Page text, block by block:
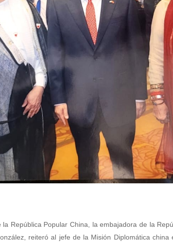
República Popular China, la embajadora de la
reiteró al jefe de la Misión Diplomática china